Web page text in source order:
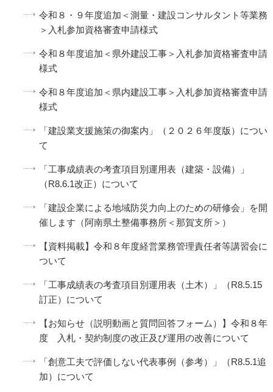
令和８・９年度追加＜測量・建設コンサルタント等業務
＞入札参加資格審査申請様式
令和８年度追加＜県外建設工事＞入札参加資格審査申請
様式
令和８年度追加＜県内建設工事＞入札参加資格審査申請
様式
「建設業支援施策の御案内」（２０２６年度版）につい
て
「工事成績表の考査項目別運用表（建築・設備）」
（R8.6.1改正）について
「建設企業による地域防災力向上のための研修会」を開
催します（阿南県土整備事務所＜那賀支所＞）
【資料掲載】令和８年度経営業務管理責任者等講習会に
ついて
「工事成績表の考査項目別運用表（土木）」（R8.5.15
訂正）について
【お知らせ（説明動画と質問回答フォーム）】令和８年
度 入札・契約制度の改正及び運用の改善について
「創意工夫で評価しない代表事例（参考）」（R8.5.1追
加）について